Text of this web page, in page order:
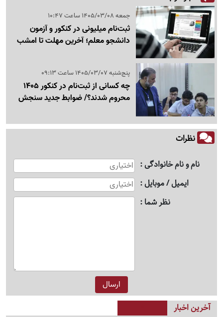
جمعه 1405/03/08 ساعت 10:47
ثبت‌نام میلیونی در کنکور و آزمون
دانشجو معلم؛ آخرین مهلت تا امشب
پنج‌شنبه 1405/03/07 ساعت 09:13
چه کسانی از ثبت‌نام در کنکور 1405
محروم شدند؟/ ضوابط جدید سنجش
نظرات
نام و نام خانوادگی
ایمیل / موبایل
نظر شما
آخرین اخبار